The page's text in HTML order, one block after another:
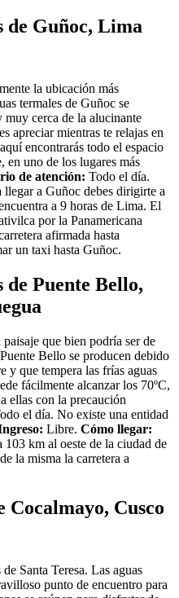
de Guñoc, Lima
la ubicación más
termales de Guñoc se
muy cerca de la alucinante
apreciar mientras te relajas en
encontrarás todo el espacio
en uno de los lugares más
de atención: Todo el día.
llegar a Guñoc debes dirigirte a
a 9 horas de Lima. El
por la Panamericana
afirmada hasta
un taxi hasta Guñoc.
de Puente Bello,
que bien podría ser de
Bello se producen debido
y que tempera las frías aguas
fácilmente alcanzar los 70ºC,
ellas con la precaución
el día. No existe una entidad
Libre. Cómo llegar:
103 km al oeste de la ciudad de
la misma la carretera a
Cocalmayo, Cusco
Santa Teresa. Las aguas
punto de encuentro para